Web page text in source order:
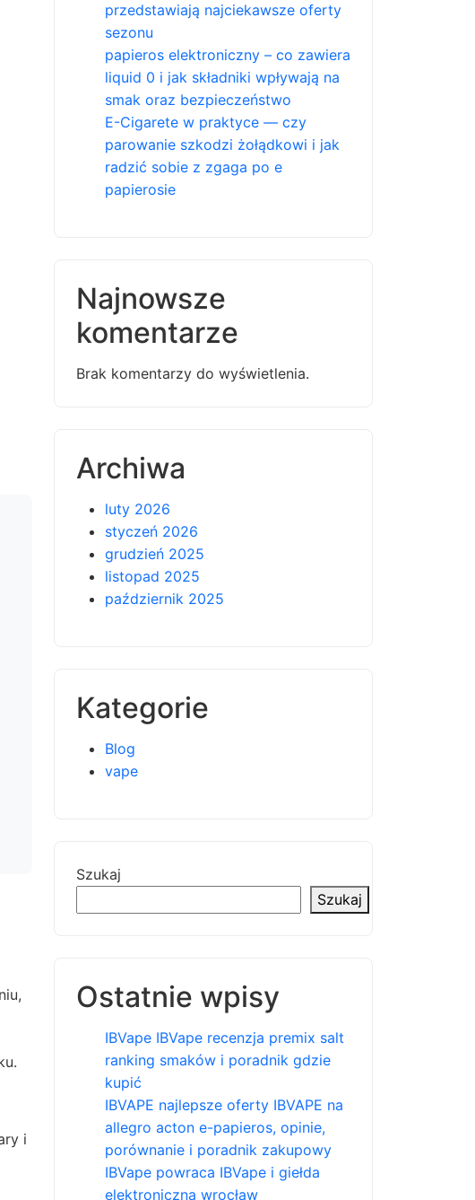
i
przedstawiają najciekawsze oferty
sezonu
papieros elektroniczny – co zawiera
liquid 0 i jak składniki wpływają na
smak oraz bezpieczeństwo
E-Cigarete w praktyce — czy
parowanie szkodzi żołądkowi i jak
radzić sobie z zgaga po e
papierosie
Najnowsze
komentarze
Brak komentarzy do wyświetlenia.
Archiwa
luty 2026
styczeń 2026
grudzień 2025
listopad 2025
październik 2025
Kategorie
Blog
vape
Szukaj
Szukaj
Ostatnie wpisy
IBVape IBVape recenzja premix salt
ranking smaków i poradnik gdzie
kupić
IBVAPE najlepsze oferty IBVAPE na
allegro acton e-papieros, opinie,
porównanie i poradnik zakupowy
IBVape powraca IBVape i giełda
elektroniczna wrocław